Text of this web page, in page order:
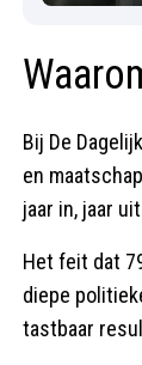
Bij De
en
jaar in, jaar
Het feit dat
diepe
tastbaar